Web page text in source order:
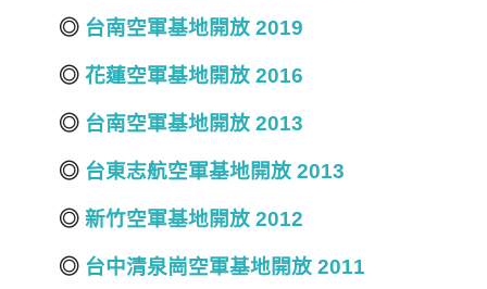
◎ 台南空軍基地開放 2019
◎ 花蓮空軍基地開放 2016
◎ 台南空軍基地開放 2013
◎ 台東志航空軍基地開放 2013
◎ 新竹空軍基地開放 2012
◎ 台中清泉崗空軍基地開放 2011